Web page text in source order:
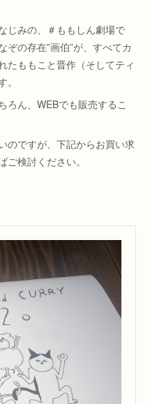
じみの、＃ももしん劇場で
の存在”画伯”が、すべてカ
たももこと晋作（そしてティ
ろん、WEBでも販売するこ
のですが、下記からお買い求
検討ください。